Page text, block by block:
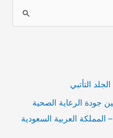
التأتبي
جودة الرعاية الصحية
العربية السعودية